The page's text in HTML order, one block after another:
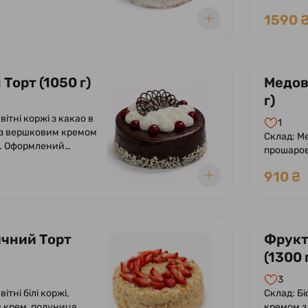
суфле. Оформлений
вершків
1590
(1050 г)
коржі з какао в
вершковим кремом
Оформлений
г)
1
Склад:
910 ₴
Торт
білі коржі,
(1300
3
Склад: